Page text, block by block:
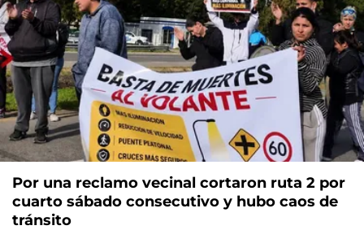
Por una reclamo vecinal cortaron ruta 2 por
cuarto sábado consecutivo y hubo caos de
tránsito